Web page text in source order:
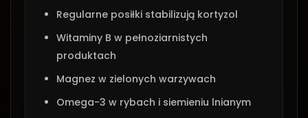
Regularne posiłki stabilizują kortyzol
Witaminy B w pełnoziarnistych
produktach
Magnez w zielonych warzywach
Omega-3 w rybach i siemieniu lnianym